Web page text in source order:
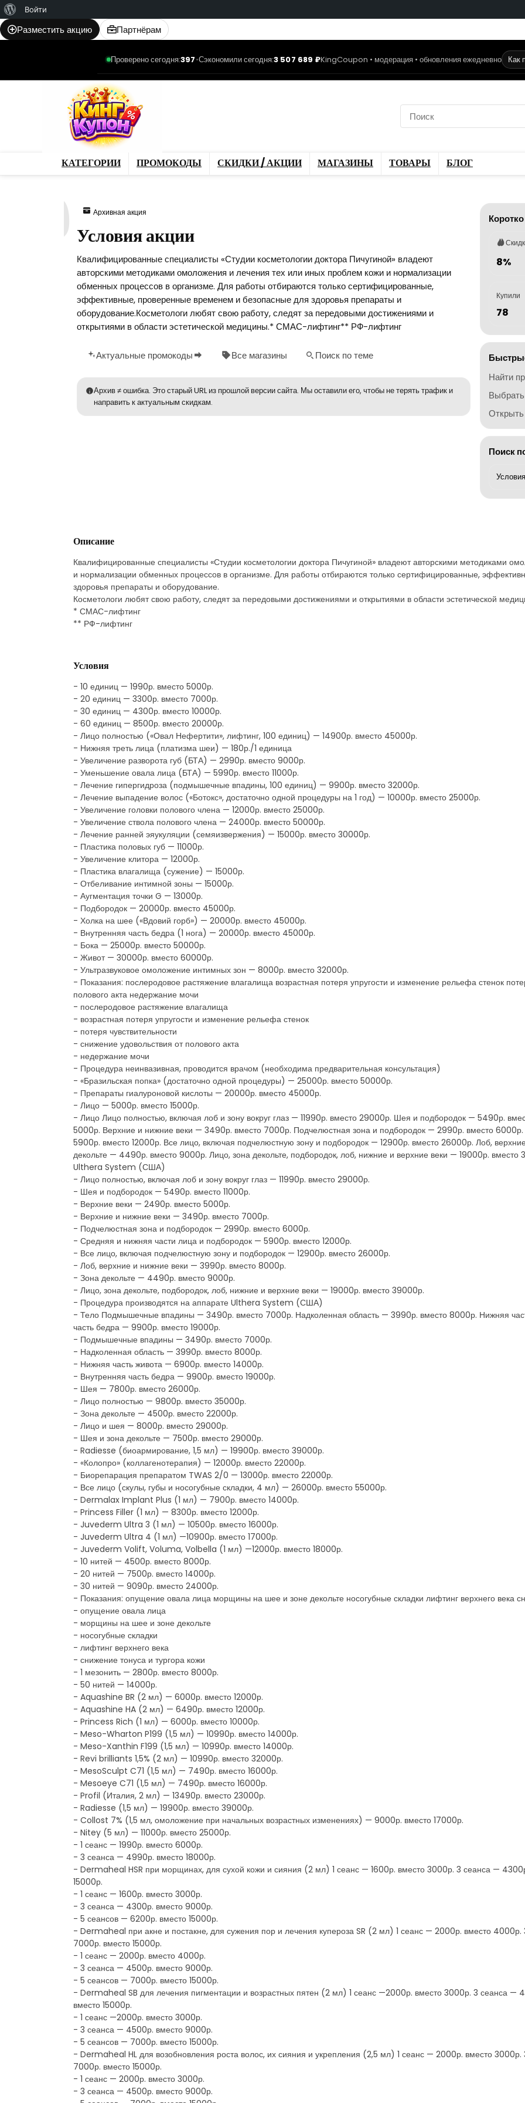
WordPress
Войти
Разместить акцию Партнёрам
Проверено сегодня:397•Сэкономили сегодня:3 507 689 ₽KingCoupon • модерация • обновления ежедневно Как
КАТЕГОРИИ ПРОМОКОДЫ СКИДКИ / АКЦИИ МАГАЗИНЫ ТОВАРЫ БЛОГ
Архивная акция
Условия акции
Квалифицированные специалисты «Студии косметологии доктора Пичугиной» владеют
авторскими методиками омоложения и лечения тех или иных проблем кожи и нормализации
обменных процессов в организме. Для работы отбираются только сертифицированные,
эффективные, проверенные временем и безопасные для здоровья препараты и
оборудование.Косметологи любят свою работу, следят за передовыми достижениями и
открытиями в области эстетической медицины.* СМАС-лифтинг** РФ-лифтинг
Актуальные промокоды Все магазины Поиск по теме
Архив ≠ ошибка. Это старый URL из прошлой версии сайта. Мы оставили его, чтобы не терять трафик и
направить к актуальным скидкам.
8%
Купили
78
Найти
Открыть
Поиск
Описание
Квалифицированные специалисты «Студии косметологии доктора Пичугиной» владеют авторскими методиками
и нормализации обменных процессов в организме. Для работы отбираются только сертифицированные,
здоровья препараты и оборудование.
Косметологи любят свою работу, следят за передовыми достижениями и открытиями в области эстетической
* СМАС-лифтинг
** РФ-лифтинг
Условия
- 10 единиц — 1990р. вместо 5000р.
- 20 единиц — 3300р. вместо 7000р.
- 30 единиц — 4300р. вместо 10000р.
- 60 единиц — 8500р. вместо 20000р.
- Лицо полностью («Овал Нефертити», лифтинг, 100 единиц) — 14900р. вместо 45000р.
- Нижняя треть лица (платизма шеи) — 180р./1 единица
- Увеличение разворота губ (БТА) — 2990р. вместо 9000р.
- Уменьшение овала лица (БТА) — 5990р. вместо 11000р.
- Лечение гипергидроза (подмышечные впадины, 100 единиц) — 9900р. вместо 32000р.
- Лечение выпадение волос («Ботокс», достаточно одной процедуры на 1 год) — 10000р. вместо 25000р.
- Увеличение головки полового члена — 12000р. вместо 25000р.
- Увеличение ствола полового члена — 24000р. вместо 50000р.
- Лечение ранней эяукуляции (семяизвержения) — 15000р. вместо 30000р.
- Пластика половых губ — 11000р.
- Увеличение клитора — 12000р.
- Пластика влагалища (сужение) — 15000р.
- Отбеливание интимной зоны — 15000р.
- Аугментация точки G — 13000р.
- Подбородок — 20000р. вместо 45000р.
- Холка на шее («Вдовий горб») — 20000р. вместо 45000р.
- Внутренняя часть бедра (1 нога) — 20000р. вместо 45000р.
- Бока — 25000р. вместо 50000р.
- Живот — 30000р. вместо 60000р.
- Ультразвуковое омоложение интимных зон — 8000р. вместо 32000р.
- Показания: послеродовое растяжение влагалища возрастная потеря упругости и изменение рельефа стенок
полового акта недержание мочи
- послеродовое растяжение влагалища
- возрастная потеря упругости и изменение рельефа стенок
- потеря чувствительности
- снижение удовольствия от полового акта
- недержание мочи
- Процедура неинвазивная, проводится врачом (необходима предварительная консультация)
- «Бразильская попка» (достаточно одной процедуры) — 25000р. вместо 50000р.
- Препараты гиалуроновой кислоты — 20000р. вместо 45000р.
- Лицо — 5000р. вместо 15000р.
- Лицо Лицо полностью, включая лоб и зону вокруг глаз — 11990р. вместо 29000р. Шея и подбородок — 5490р.
5000р. Верхние и нижние веки — 3490р. вместо 7000р. Подчелюстная зона и подбородок — 2990р. вместо
5900р. вместо 12000р. Все лицо, включая подчелюстную зону и подбородок — 12900р. вместо 26000р. Лоб,
декольте — 4490р. вместо 9000р. Лицо, зона декольте, подбородок, лоб, нижние и верхние веки — 19000р. вместо
Ulthera System (США)
- Лицо полностью, включая лоб и зону вокруг глаз — 11990р. вместо 29000р.
- Шея и подбородок — 5490р. вместо 11000р.
- Верхние веки — 2490р. вместо 5000р.
- Верхние и нижние веки — 3490р. вместо 7000р.
- Подчелюстная зона и подбородок — 2990р. вместо 6000р.
- Средняя и нижняя части лица и подбородок — 5900р. вместо 12000р.
- Все лицо, включая подчелюстную зону и подбородок — 12900р. вместо 26000р.
- Лоб, верхние и нижние веки — 3990р. вместо 8000р.
- Зона декольте — 4490р. вместо 9000р.
- Лицо, зона декольте, подбородок, лоб, нижние и верхние веки — 19000р. вместо 39000р.
- Процедура производятся на аппарате Ulthera System (США)
- Тело Подмышечные впадины — 3490р. вместо 7000р. Надколенная область — 3990р. вместо 8000р. Нижняя
часть бедра — 9900р. вместо 19000р.
- Подмышечные впадины — 3490р. вместо 7000р.
- Надколенная область — 3990р. вместо 8000р.
- Нижняя часть живота — 6900р. вместо 14000р.
- Внутренняя часть бедра — 9900р. вместо 19000р.
- Шея — 7800р. вместо 26000р.
- Лицо полностью — 9800р. вместо 35000р.
- Зона декольте — 4500р. вместо 22000р.
- Лицо и шея — 8000р. вместо 29000р.
- Шея и зона декольте — 7500р. вместо 29000р.
- Radiesse (биоармирование, 1,5 мл) — 19900р. вместо 39000р.
- «Колопро» (коллагенотерапия) — 12000р. вместо 22000р.
- Биорепарация препаратом TWAS 2/0 — 13000р. вместо 22000р.
- Все лицо (скулы, губы и носогубные складки, 4 мл) — 26000р. вместо 55000р.
- Dermalax Implant Plus (1 мл) — 7900р. вместо 14000р.
- Princess Filler (1 мл) — 8300р. вместо 12000р.
- Juvederm Ultra 3 (1 мл) — 10500р. вместо 16000р.
- Juvederm Ultra 4 (1 мл) —10900р. вместо 17000р.
- Juvederm Volift, Voluma, Volbella (1 мл) —12000р. вместо 18000р.
- 10 нитей — 4500р. вместо 8000р.
- 20 нитей — 7500р. вместо 14000р.
- 30 нитей — 9090р. вместо 24000р.
- Показания: опущение овала лица морщины на шее и зоне декольте носогубные складки лифтинг верхнего века
- опущение овала лица
- морщины на шее и зоне декольте
- носогубные складки
- лифтинг верхнего века
- снижение тонуса и тургора кожи
- 1 мезонить — 2800р. вместо 8000р.
- 50 нитей — 14000р.
- Aquashine BR (2 мл) — 6000р. вместо 12000р.
- Aquashine HA (2 мл) — 6490р. вместо 12000р.
- Princess Rich (1 мл) — 6000р. вместо 10000р.
- Meso-Wharton P199 (1,5 мл) — 10990р. вместо 14000р.
- Meso-Xanthin F199 (1,5 мл) — 10990р. вместо 14000р.
- Revi brilliants 1,5% (2 мл) — 10990р. вместо 32000р.
- MesoSculpt C71 (1,5 мл) — 7490р. вместо 16000р.
- Mesoeye C71 (1,5 мл) — 7490р. вместо 16000р.
- Profil (Италия, 2 мл) — 13490р. вместо 23000р.
- Radiesse (1,5 мл) — 19900р. вместо 39000р.
- Collost 7% (1,5 мл, омоложение при начальных возрастных изменениях) — 9000р. вместо 17000р.
- Nitey (5 мл) — 11000р. вместо 25000р.
- 1 сеанс — 1990р. вместо 6000р.
- 3 сеанса — 4990р. вместо 18000р.
- Dermaheal HSR при морщинах, для сухой кожи и сияния (2 мл) 1 сеанс — 1600р. вместо 3000р. 3 сеанса —
15000р.
- 1 сеанс — 1600р. вместо 3000р.
- 3 сеанса — 4300р. вместо 9000р.
- 5 сеансов — 6200р. вместо 15000р.
- Dermaheal при акне и постакне, для сужения пор и лечения купероза SR (2 мл) 1 сеанс — 2000р. вместо
7000р. вместо 15000р.
- 1 сеанс — 2000р. вместо 4000р.
- 3 сеанса — 4500р. вместо 9000р.
- 5 сеансов — 7000р. вместо 15000р.
- Dermaheal SB для лечения пигментации и возрастных пятен (2 мл) 1 сеанс —2000р. вместо 3000р. 3 сеанса
вместо 15000р.
- 1 сеанс —2000р. вместо 3000р.
- 3 сеанса — 4500р. вместо 9000р.
- 5 сеансов — 7000р. вместо 15000р.
- Dermaheal HL для возобновления роста волос, их сияния и укрепления (2,5 мл) 1 сеанс — 2000р. вместо
7000р. вместо 15000р.
- 1 сеанс — 2000р. вместо 3000р.
- 3 сеанса — 4500р. вместо 9000р.